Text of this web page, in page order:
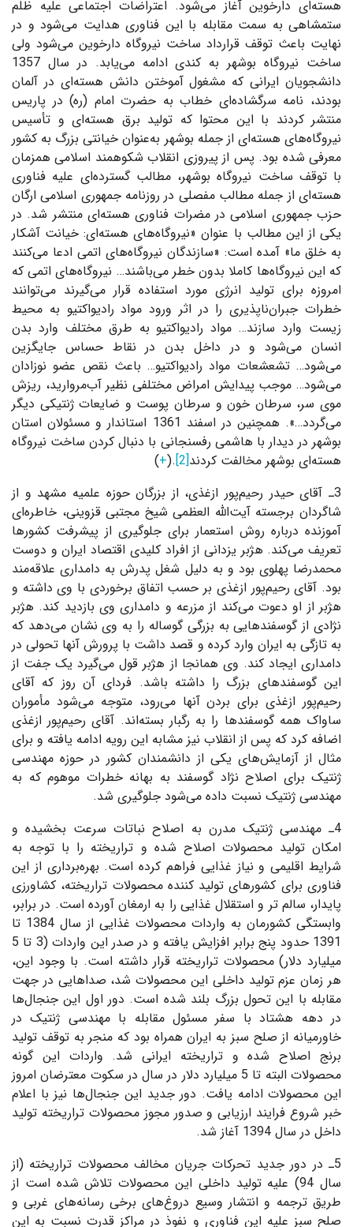
هسته‌ای دارخوین آغاز می‌شود. اعتراضات اجتماعی علیه ظلم
ستمشاهی به سمت مقابله با این فناوری هدایت می‌شود و در
نهایت باعث توقف قرارداد ساخت نیروگاه دارخوین می‌شود ولی
ساخت نیروگاه بوشهر به کندی ادامه می‌یابد. در سال 1357
دانشجویان ایرانی که مشغول آموختن دانش هسته‌ای در آلمان
بودند، نامه سرگشاده‌ای خطاب به حضرت امام (ره) در پاریس
منتشر کردند با این محتوا که تولید برق هسته‌ای و تأسیس
نیروگاه‌های هسته‌ای از جمله بوشهر به‌عنوان خیانتی بزرگ به کشور
معرفی شده بود. پس از پیروزی انقلاب شکوهمند اسلامی همزمان
با توقف ساخت نیروگاه بوشهر، مطالب گسترده‌ای علیه فناوری
هسته‌ای از جمله مطالب مفصلی در روزنامه جمهوری اسلامی ارگان
حزب جمهوری اسلامی در مضرات فناوری هسته‌ای منتشر شد. در
یکی از این مطالب با عنوان «نیروگاه‌های هسته‌ای: خیانت آشکار
به خلق ما» آمده است: «سازندگان نیروگاه‌های اتمی ادعا می‌کنند
که این نیروگاه‌ها کاملا بدون خطر می‌باشند… نیروگاه‌های اتمی که
امروزه برای تولید انرژی مورد استفاده قرار می‌گیرند می‌توانند
خطرات جبران‌ناپذیری را در اثر ورود مواد رادیواکتیو به محیط
زیست وارد سازند… مواد رادیواکتیو به طرق مختلف وارد بدن
انسان می‌شود و در داخل بدن در نقاط حساس جایگزین
می‌شود… تشعشعات مواد رادیواکتیو… باعث نقص عضو نوزادان
می‌شود… موجب پیدایش امراض مختلفی نظیر آب‌مروارید، ریزش
موی سر، سرطان خون و سرطان پوست و ضایعات ژنتیکی دیگر
می‌گردد…». همچنین در اسفند 1361 استاندار و مسئولان استان‌
بوشهر در دیدار با هاشمی رفسنجانی با دنبال کردن ساخت نیروگاه‌
هسته‌ای بوشهر مخالفت کردند[2]
.(
+
)
3ـ آقای حیدر رحیم‌پور ازغذی، از بزرگان حوزه علمیه مشهد و از
شاگردان برجسته آیت‌الله العظمی شیخ مجتبی قزوینی، خاطره‌ای
آموزنده درباره روش استعمار برای جلوگیری از پیشرفت کشورها
تعریف می‌کند. هژبر یزدانی از افراد کلیدی اقتصاد ایران و دوست
محمدرضا پهلوی بود و به دلیل شغل پدرش به دامداری علاقه‌مند
بود. آقای رحیم‌پور ازغذی بر حسب اتفاق برخوردی با وی داشته و
هژبر از او دعوت می‌کند از مزرعه و دامداری وی بازدید کند. هژبر
نژادی از گوسفندهایی به بزرگی گوساله را به وی نشان می‌دهد که
به تازگی به ایران وارد کرده و قصد داشت با پرورش آنها تحولی در
دامداری ایجاد کند. وی همانجا از هژبر قول می‌گیرد یک جفت از
این گوسفندهای بزرگ را داشته باشد. فردای آن روز که آقای
رحیم‌پور ازغذی برای بردن آنها می‌رود، متوجه می‌شود مأموران
ساواک همه گوسفندها را به رگبار بسته‌اند. آقای رحیم‌پور ازغذی
اضافه کرد که پس از انقلاب نیز مشابه این رویه ادامه یافته و برای
مثال از آزمایش‌های یکی از دانشمندان کشور در حوزه مهندسی
ژنتیک برای اصلاح نژاد گوسفند به بهانه خطرات موهوم که به
مهندسی ژنتیک نسبت داده می‌شود جلوگیری شد.
4ـ مهندسی ژنتیک مدرن به اصلاح نباتات سرعت بخشیده و
امکان تولید محصولات اصلاح شده و تراریخته را با توجه به
شرایط اقلیمی و نیاز غذایی فراهم کرده است. بهره‌برداری از این
فناوری برای کشورهای تولید کننده محصولات تراریخته، کشاورزی
پایدار، سالم تر و استقلال غذایی را به ارمغان آورده است. در برابر،
وابستگی کشورمان به واردات محصولات غذایی از سال 1384 تا
1391 حدود پنج برابر افزایش یافته و در صدر این واردات (3 تا 5
میلیارد دلار) محصولات تراریخته قرار داشته است. با وجود این،
هر زمان عزم تولید داخلی این محصولات شد، صداهایی در جهت
مقابله با این تحول بزرگ بلند شده است. دور اول این جنجال‌ها
در دهه هشتاد با سفر مسئول مقابله با مهندسی ژنتیک در
خاورمیانه از صلح سبز به ایران همراه بود که منجر به توقف تولید
برنج اصلاح شده و تراریخته ایرانی شد. واردات این گونه
محصولات البته تا 5 میلیارد دلار در سال در سکوت معترضان امروز
این محصولات ادامه یافت. دور جدید این جنجال‌ها نیز با اعلام
خبر شروع فرایند ارزیابی و صدور مجوز محصولات تراریخته تولید
داخل در سال 1394 آغاز شد.
5ـ در دور جدید تحرکات جریان مخالف محصولات تراریخته (از
سال 94) علیه تولید داخلی این محصولات تلاش شده است از
طریق ترجمه و انتشار وسیع دروغ‌های برخی رسانه‌های غربی و
صلح سبز علیه این فناوری و نفوذ در مراکز قدرت نسبت به این